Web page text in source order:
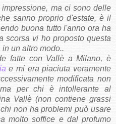
ma ci sono delle
sanno proprio d'estate, è il
buona tutto l'anno ora ha
scorsa vi ho proposto questa
un altro modo..
fatte con Vallè a Milano, è
e mi era piaciuta veramente
modificata non
per chi è intollerante al
Vallè (non contiene grassi
non ha problemi può usare
molto soffice e dal profumo